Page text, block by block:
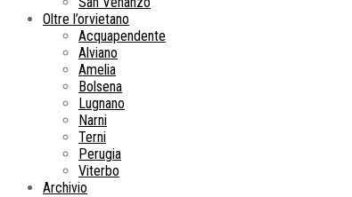
Oltre l’orvietano
Acquapendente
Alviano
Amelia
Bolsena
Lugnano
Narni
Terni
Perugia
Viterbo
Archivio